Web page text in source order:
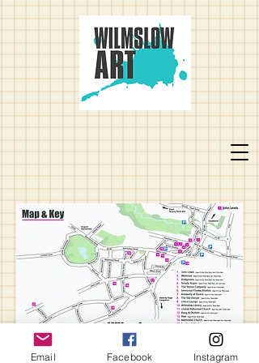
Email Facebook Instagram